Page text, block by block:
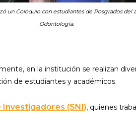
un Coloquio con estudiantes de Posgrados del
Odontología.
en la institución se realizan
de estudiantes y académicos.
(SNI), quienes